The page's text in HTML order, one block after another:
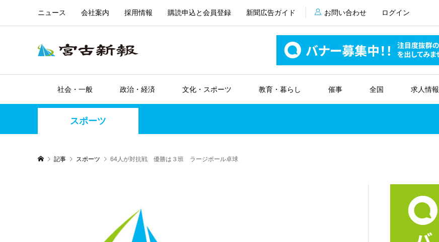
ニュース 会社案内 採用情報 購読申込と会員登録 新聞広告ガイド お問い合わせ ログイン
社会・一般 政治・経済 文化・スポーツ 教育・暮らし 催事 全国 求人情報
スポーツ
記事 スポーツ 64人が対抗戦 優勝は３班 ラージボール卓球